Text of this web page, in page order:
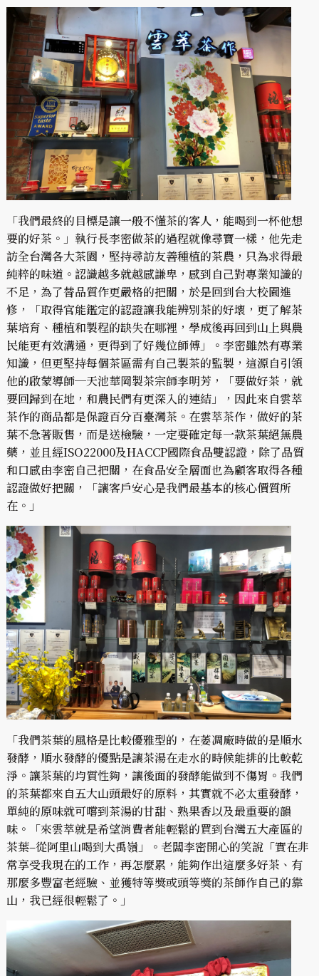
「我們最終的目標是讓一般不懂茶的客人，能喝到一杯他想
要的好茶。」執行長李密做茶的過程就像尋寶一樣，他先走
訪全台灣各大茶園，堅持尋訪友善種植的茶農，只為求得最
純粹的味道。認識越多就越感謙卑，感到自己對專業知識的
不足，為了替品質作更嚴格的把關，於是回到台大校園進
修，「取得官能鑑定的認證讓我能辨別茶的好壞，更了解茶
葉培育、種植和製程的缺失在哪裡，學成後再回到山上與農
民能更有效溝通，更得到了好幾位師傅」。李密雖然有專業
知識，但更堅持每個茶區需有自己製茶的監製，這源自引領
他的啟蒙導師─天池華岡製茶宗師李明芳，「要做好茶，就
要回歸到在地，和農民們有更深入的連結」，因此來自雲萃
茶作的商品都是保證百分百臺灣茶。在雲萃茶作，做好的茶
葉不急著販售，而是送檢驗，一定要確定每一款茶葉絕無農
藥，並且經ISO22000及HACCP國際食品雙認證，除了品質
和口感由李密自己把關，在食品安全層面也為顧客取得各種
認證做好把關，「讓客戶安心是我們最基本的核心價質所
在。」
「我們茶葉的風格是比較優雅型的，在萎凋廠時做的是順水
發酵，順水發酵的優點是讓茶湯在走水的時候能排的比較乾
淨。讓茶葉的均質性夠，讓後面的發酵能做到不傷胃。我們
的茶葉都來自五大山頭最好的原料，其實就不必太重發酵，
單純的原味就可嚐到茶湯的甘甜、熟果香以及最重要的韻
味。「來雲萃就是希望消費者能輕鬆的買到台灣五大產區的
茶葉–從阿里山喝到大禹嶺」。老闆李密開心的笑說「實在非
常享受我現在的工作，再怎麼累，能夠作出這麼多好茶、有
那麼多豐富老經驗、並獲特等獎或頭等獎的茶師作自己的靠
山，我已經很輕鬆了。」